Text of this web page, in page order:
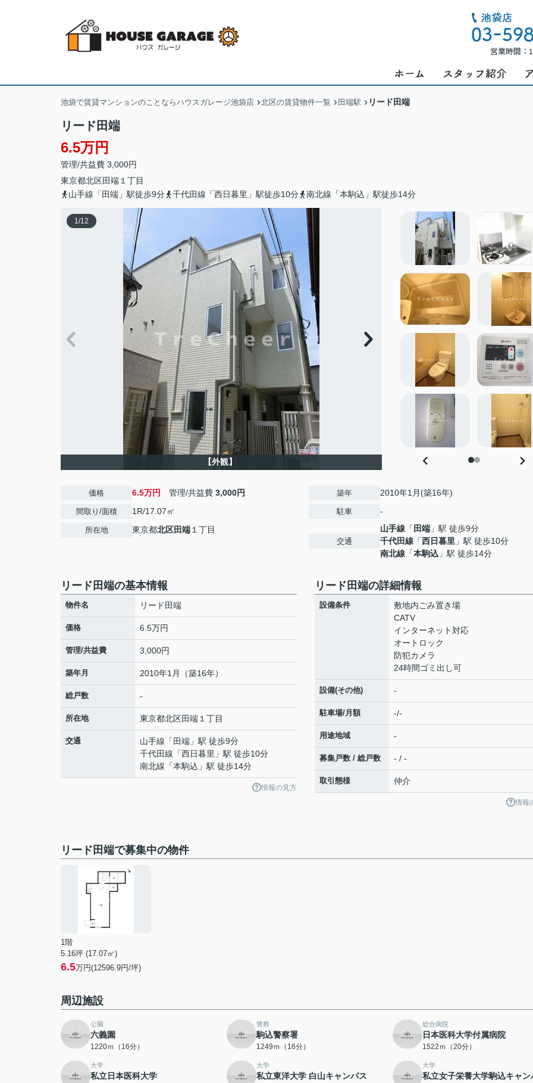
営業時間
池袋で賃貸マンションのことならハウスガレージ池袋店 北区の賃貸物件一覧 田端駅 リード田端
リード田端
6.5万円
管理/共益費 3,000円
東京都北区田端 １丁目
山手線「田端」駅徒歩9分
千代田線「西日暮里」駅徒歩10分 南北線「本駒込」駅徒歩14分
1/12
【外観】
価格 6.5万円 管理/共益費 3,000円
間取り/面積 1R/17.07㎡
所在地 東京都北区田端 １丁目
築年 2010年1月(築16年)
駐車 -
交通
山手線 「 田端 」駅 徒歩9分
千代田線 「西日暮里 」駅 徒歩10分
南北線 「本駒込 」駅 徒歩14分
リード田端の基本情報
物件名 リード田端
価格 6.5万円
管理/共益費 3,000円
築年月 2010年1月（築16年）
総戸数 -
所在地 東京都北区田端 １丁目
交通 山手線 「 田端 」駅 徒歩9分
千代田線 「西日暮里 」駅 徒歩10分
南北線 「本駒込 」駅 徒歩14分
情報の見方
リード田端の詳細情報
設備条件
敷地内ごみ置き場
CATV
インターネット対応
オートロック
防犯カメラ
24時間ゴミ出し可
設備(その他) -
駐車場/月額 -/-
用途地域 -
募集戸数 / 総戸数 - / -
取引態様 仲介
情報
リード田端で募集中の物件
1階
5.16坪 (17.07㎡)
6.5万円(12596.9円/坪)
周辺施設
公園
六義園
1220ｍ（16分）
警察
駒込警察署
1249ｍ（16分）
総合病院
日本医科大学付属病院
1522ｍ（20分）
大学
私立日本医科大学
大学
私立東洋大学 白山キャンパス
大学
私立女子栄養大学駒込キャン